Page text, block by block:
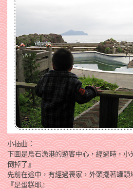
小插曲：
下圖是烏石漁港的遊客中心，經過時，
倒掉了』
先前在途中，有經過喪家，外頭擺著罐頭
『是蛋糕耶』